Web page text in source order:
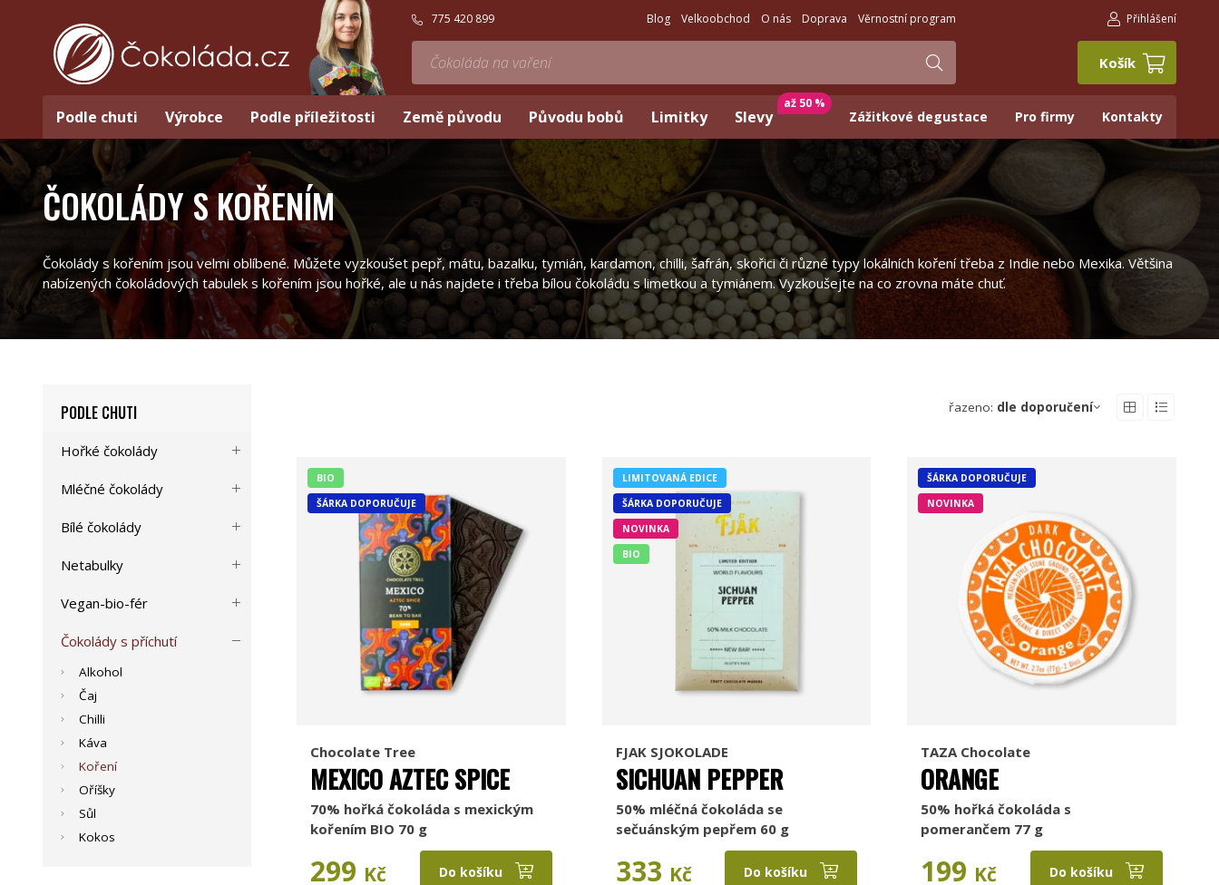
775 420 899 Blog Velkoobchod O nás Doprava Věrnostní program Přihlášení
Košík
Podle chuti Výrobce Podle příležitosti Země původu Původu bobů Limitky Slevy
až 50 %
Zážitkové degustace Pro firmy Kontakty
ČOKOLÁDY S KOŘENÍM
Čokolády s kořením jsou velmi oblíbené. Můžete vyzkoušet pepř, mátu, bazalku, tymián, kardamon, chilli, šafrán, skořici či různé typy lokálních koření třeba z Indie nebo Mexika. Většina
nabízených čokoládových tabulek s kořením jsou hořké, ale u nás najdete i třeba bílou čokoládu s limetkou a tymiánem. Vyzkoušejte na co zrovna máte chuť.
řazeno: dle doporučení
BIO
ŠÁRKA DOPORUČUJE
Chocolate Tree
MEXICO AZTEC SPICE
70% hořká čokoláda s mexickým
kořením BIO 70 g
299 Kč Do košíku
LIMITOVANÁ EDICE
ŠÁRKA DOPORUČUJE
NOVINKA
BIO
FJAK SJOKOLADE
SICHUAN PEPPER
50% mléčná čokoláda se
sečuánským pepřem 60 g
333 Kč Do košíku
ŠÁRKA DOPORUČUJE
NOVINKA
TAZA Chocolate
ORANGE
50% hořká čokoláda s
pomerančem 77 g
199 Kč Do košíku
PODLE CHUTI
Hořké čokolády
Mléčné čokolády
Bílé čokolády
Netabulky
Vegan-bio-fér
Čokolády s příchutí
Alkohol
Čaj
Chilli
Káva
Koření
Oříšky
Sůl
Kokos